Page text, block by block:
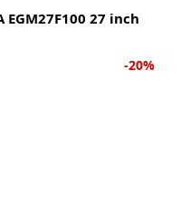
27 inch
-20%